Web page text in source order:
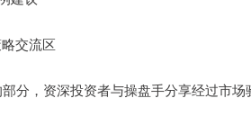
交流区
分，资深投资者与操盘手分享经过市场